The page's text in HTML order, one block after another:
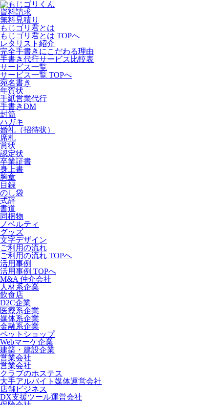
資料請求
無料見積り
もじゴリ君とは
もじゴリ君とは TOPへ
レタリスト紹介
完全手書きにこだわる理由
手書き代行サービス比較表
サービス一覧
サービス一覧 TOPへ
宛名書き
年賀状
手紙営業代行
手書きDM
封筒
ハガキ
婚礼（招待状）
席札
賞状
認定状
卒業証書
身上書
胸章
目録
のし袋
式辞
書道
同梱物
ノベルティ
グッズ
文字デザイン
ご利用の流れ
ご利用の流れ TOPへ
活用事例
活用事例 TOPへ
M&A 仲介会社
人材系企業
飲食店
D2C企業
医療系企業
媒体系企業
金融系企業
ペットショップ
Webマーケ企業
建築・建設企業
営業会社
営業会社
クラブのホステス
大手アルバイト媒体運営会社
店舗ビジネス
DX支援ツール運営会社